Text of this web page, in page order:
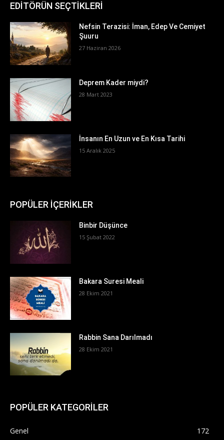
EDİTÖRÜN SEÇTİKLERİ
Nefsin Terazisi: İman, Edep Ve Cemiyet
Şuuru
27 Haziran 2026
Deprem Kader miydi?
28 Mart 2023
İnsanın En Uzun ve En Kısa Tarihi
15 Aralık 2025
POPÜLER İÇERİKLER
Binbir Düşünce
15 Şubat 2022
Bakara Suresi Meali
28 Ekim 2021
Rabbin Sana Darılmadı
28 Ekim 2021
POPÜLER KATEGORİLER
Genel 172